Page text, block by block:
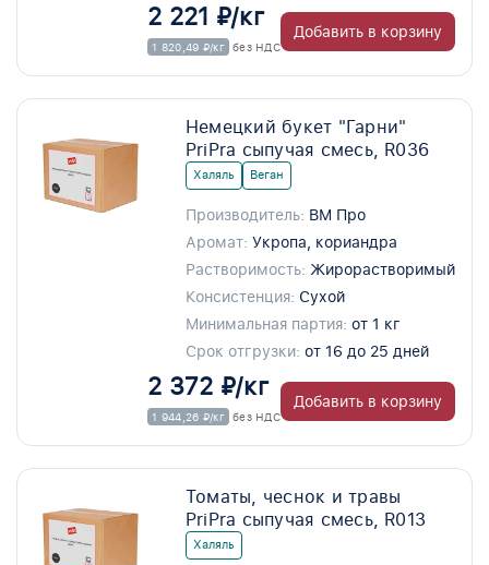
2 221 ₽/кг
1 820,49 ₽/кг без НДС
Добавить в корзину
Немецкий букет "Гарни"
PriPra сыпучая смесь, R036
Халяль Веган
Производитель: ВМ Про
Аромат: Укропа, кориандра
Растворимость: Жирорастворимый
Консистенция: Сухой
Минимальная партия: от 1 кг
Срок отгрузки: от 16 до 25 дней
2 372 ₽/кг
1 944,26 ₽/кг без НДС
Добавить в корзину
Томаты, чеснок и травы
PriPra сыпучая смесь, R013
Халяль